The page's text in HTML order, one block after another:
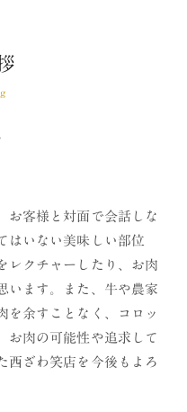
お客様と対面で会話しな
はいない美味しい部位
レクチャーしたり、お肉
います。また、牛や農家
を余すことなく、コロッ
お肉の可能性や追求して
西ざわ笑店を今後もよろ